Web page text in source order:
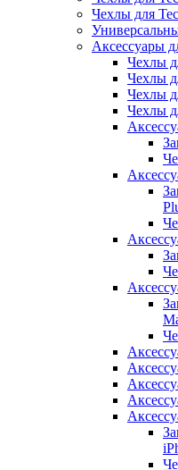
Чехлы для
Аксессуары
Чехлы
Чехлы
Чехлы
Чехлы